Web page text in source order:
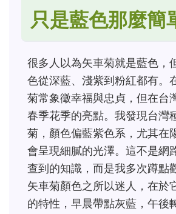
只是藍色那麼簡
很多人以為矢車菊就是藍色，
色從深藍、淺紫到粉紅都有。
菊常象徵幸福與忠貞，但在台
春季花季的亮點。我發現台灣
菊，顏色偏藍紫色系，尤其在
會呈現細膩的光澤。這不是網
查到的知識，而是我多次蹲點
矢車菊顏色之所以迷人，在於
的特性，早晨帶點灰藍，午後